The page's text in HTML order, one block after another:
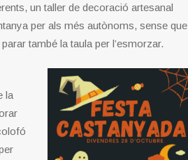
un taller de decoració artesanal
per als més autònoms, sense que
també la taula per l’esmorzar.
la